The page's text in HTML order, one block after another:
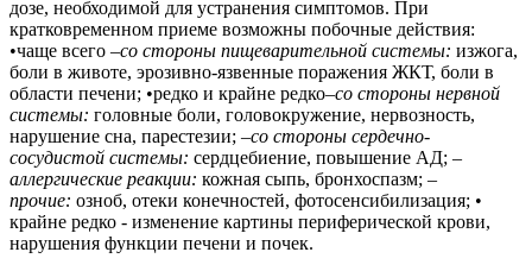
дозе, необходимой для устранения симптомов. При
кратковременном приеме возможны побочные действия:
•чаще всего –со стороны пищеварительной системы: изжога,
боли в животе, эрозивно-язвенные поражения ЖКТ, боли в
области печени; •редко и крайне редко–со стороны нервной
системы: головные боли, головокружение, нервозность,
нарушение сна, парестезии; –со стороны сердечно-
сосудистой системы: сердцебиение, повышение АД; –
аллергические реакции: кожная сыпь, бронхоспазм; –
прочие: озноб, отеки конечностей, фотосенсибилизация; •
крайне редко - изменение картины периферической крови,
нарушения функции печени и почек.